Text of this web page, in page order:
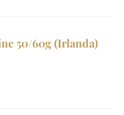
50/60g (Irlanda)